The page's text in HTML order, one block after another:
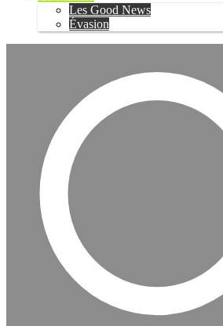
Les Good News
Évasion